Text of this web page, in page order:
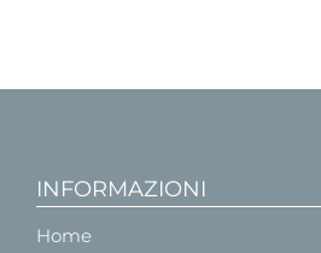
INFORMAZIONI
Home